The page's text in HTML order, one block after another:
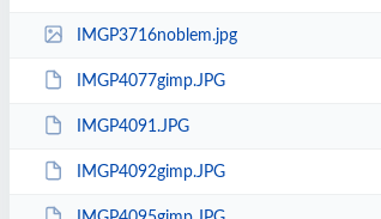
IMGP3716noblem.jpg
IMGP4077gimp.JPG
IMGP4091.JPG
IMGP4092gimp.JPG